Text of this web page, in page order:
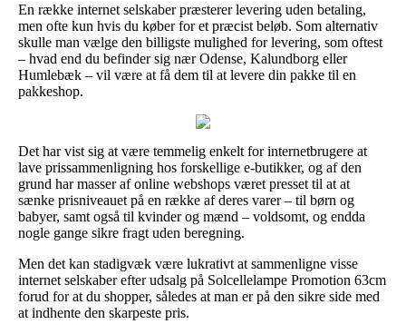
En række internet selskaber præsterer levering uden betaling,
men ofte kun hvis du køber for et præcist beløb. Som alternativ
skulle man vælge den billigste mulighed for levering, som oftest
– hvad end du befinder sig nær Odense, Kalundborg eller
Humlebæk – vil være at få dem til at levere din pakke til en
pakkeshop.
Det har vist sig at være temmelig enkelt for internetbrugere at
lave prissammenligning hos forskellige e-butikker, og af den
grund har masser af online webshops været presset til at at
sænke prisniveauet på en række af deres varer – til børn og
babyer, samt også til kvinder og mænd – voldsomt, og endda
nogle gange sikre fragt uden beregning.
Men det kan stadigvæk være lukrativt at sammenligne visse
internet selskaber efter udsalg på Solcellelampe Promotion 63cm
forud for at du shopper, således at man er på den sikre side med
at indhente den skarpeste pris.